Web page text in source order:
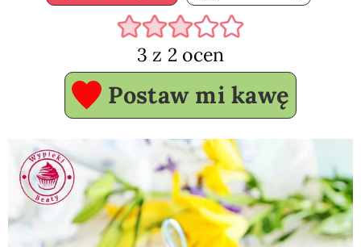
3 z 2 ocen
Postaw mi kawę